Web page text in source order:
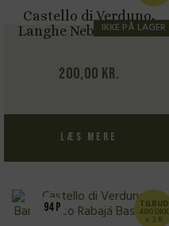
IKKE PÅ LAGER
Castello di Verduno,
Langhe Nebbiolo 2023
200,00 kr.
Læs mere
94 P TILBUD
400 DKK
v. 3 fl.